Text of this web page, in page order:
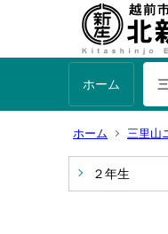
ホーム
ホーム 三里山
２年生